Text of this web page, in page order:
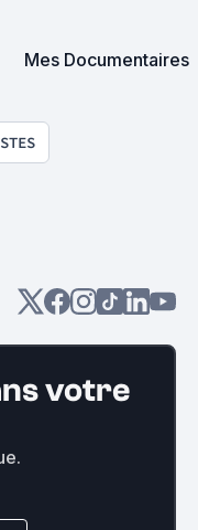
Mes Documentaires
votre